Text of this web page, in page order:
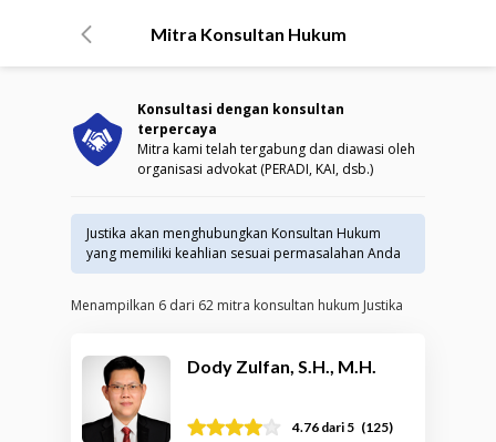
Mitra Konsultan Hukum
Konsultasi dengan konsultan
terpercaya
Mitra kami telah tergabung dan diawasi oleh
organisasi advokat (PERADI, KAI, dsb.)
Justika akan menghubungkan Konsultan Hukum
yang memiliki keahlian sesuai permasalahan Anda
Menampilkan 6 dari 62 mitra konsultan hukum Justika
Dody Zulfan, S.H., M.H.
4.76 dari 5 (125)